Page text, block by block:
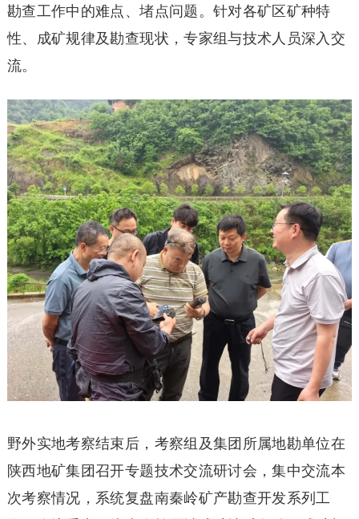
勘查工作中的难点、堵点问题。针对各矿区矿种特
性、成矿规律及勘查现状，专家组与技术人员深入交
流。
野外实地考察结束后，考察组及集团所属地勘单位在
陕西地矿集团召开专题技术交流研讨会，集中交流本
次考察情况，系统复盘南秦岭矿产勘查开发系列工